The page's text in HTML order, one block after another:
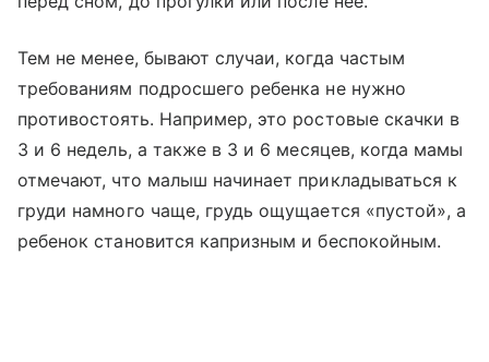
Тем не менее, бывают случаи, когда частым
требованиям подросшего ребенка не нужно
противостоять. Например, это ростовые скачки в
3 и 6 недель, а также в 3 и 6 месяцев, когда мамы
отмечают, что малыш начинает прикладываться к
груди намного чаще, грудь ощущается «пустой», а
ребенок становится капризным и беспокойным.